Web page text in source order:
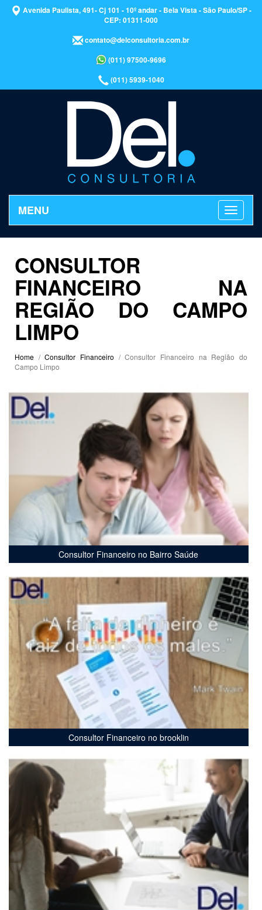
Avenida Paulista, 491- Cj 101 - 10º andar - Bela Vista - São Paulo/SP -
CEP: 01311-000
contato@delconsultoria.com.br
(011) 97500-9696
(011) 5939-1040
MENU
CONSULTOR
FINANCEIRO NA
REGIÃO DO CAMPO
LIMPO
Home /Consultor Financeiro / Consultor Financeiro na Região do
Campo Limpo
Consultor Financeiro no Bairro Saúde
Consultor Financeiro no brooklin